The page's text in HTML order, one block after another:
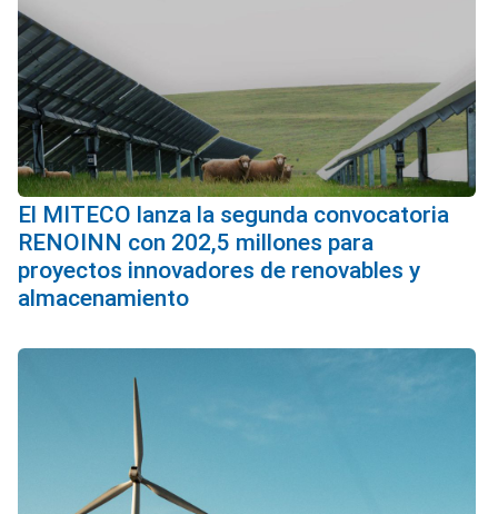
El MITECO lanza la segunda convocatoria
RENOINN con 202,5 millones para
proyectos innovadores de renovables y
almacenamiento